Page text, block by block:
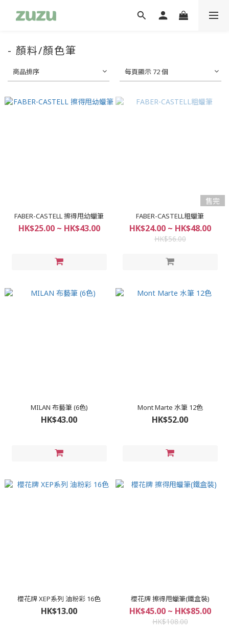
- 顏料/顏色筆
商品排序 每頁顯示 72 個
FABER-CASTELL 擦得甩幼蠟筆
HK$25.00 ~ HK$43.00
售完
FABER-CASTELL粗蠟筆
HK$24.00 ~ HK$48.00
HK$56.00
MILAN 布藝筆 (6色)
HK$43.00
Mont Marte 水筆 12色
HK$52.00
櫻花牌 XEP系列 油粉彩 16色
HK$13.00
櫻花牌 擦得甩蠟筆(鐵盒裝)
HK$45.00 ~ HK$85.00
HK$108.00